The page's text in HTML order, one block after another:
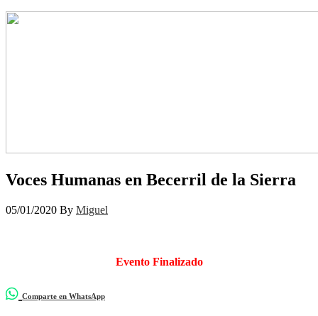
Voces Humanas en Becerril de la Sierra
05/01/2020 By Miguel
Evento Finalizado
Comparte en WhatsApp